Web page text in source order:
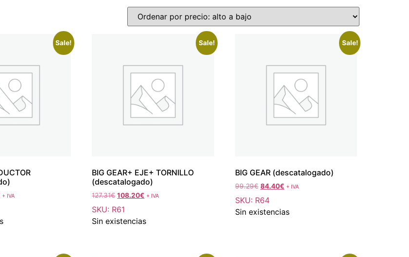
Sale!
+ IVA
Sale!
BIG GEAR+ EJE+ TORNILLO
(descatalogado)
127.31€ 108.20€ + IVA
SKU: R61
Sin existencias
Sale!
BIG GEAR (descatalogado)
99.29€ 84.40€ + IVA
SKU: R64
Sin existencias